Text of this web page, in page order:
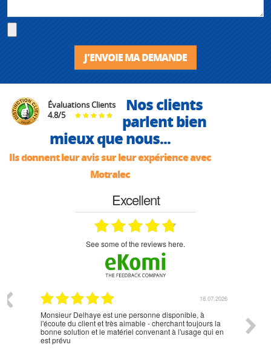
J'ENVOIE MA DEMANDE
Évaluations Clients
4.8/5
Nos clients
parlent bien
mieux que nous...
Ils donnent leur avis sur leur expérience avec
Motralec
Excellent
see some of the reviews here.
18.07.2026
Monsieur Delhaye est une personne disponible, à
l'écoute du client et très aimable - cherchant toujours la
bonne solution et le matériel convenant à l'usage qui en
est prévu